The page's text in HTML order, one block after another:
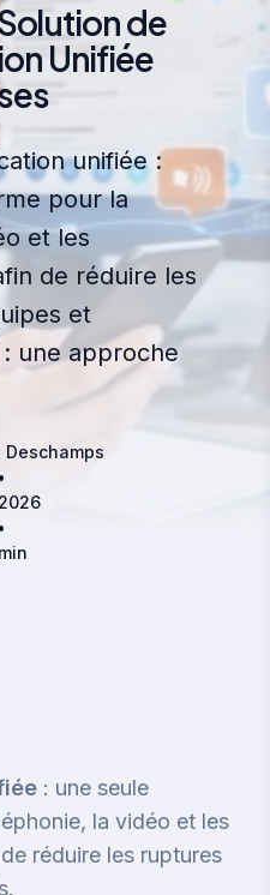
de
Unifiée
unifiée :
pour la
et les
de réduire les
et
une approche
Deschamps
•
•
: une seule
la vidéo et les
réduire les ruptures